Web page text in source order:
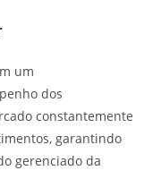
um
dos
constantemente
garantindo
gerenciado da